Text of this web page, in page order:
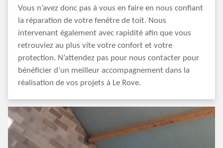
Vous n’avez donc pas à vous en faire en nous confiant
la réparation de votre fenêtre de toit. Nous
intervenant également avec rapidité afin que vous
retrouviez au plus vite votre confort et votre
protection. N’attendez pas pour nous contacter pour
bénéficier d’un meilleur accompagnement dans la
réalisation de vos projets à Le Rove.